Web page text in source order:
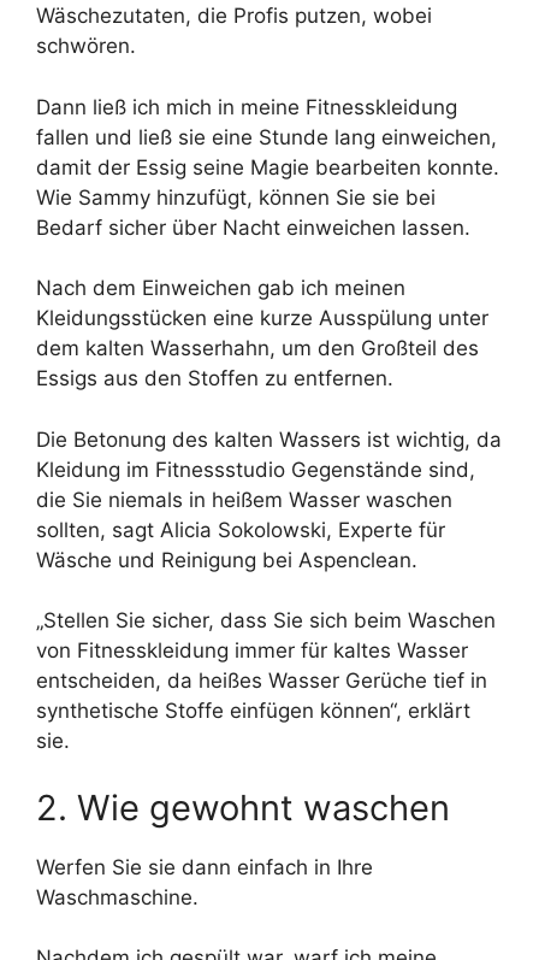
Wäschezutaten, die Profis putzen, wobei
schwören.
Dann ließ ich mich in meine Fitnesskleidung
fallen und ließ sie eine Stunde lang einweichen,
damit der Essig seine Magie bearbeiten konnte.
Wie Sammy hinzufügt, können Sie sie bei
Bedarf sicher über Nacht einweichen lassen.
Nach dem Einweichen gab ich meinen
Kleidungsstücken eine kurze Ausspülung unter
dem kalten Wasserhahn, um den Großteil des
Essigs aus den Stoffen zu entfernen.
Die Betonung des kalten Wassers ist wichtig, da
Kleidung im Fitnessstudio Gegenstände sind,
die Sie niemals in heißem Wasser waschen
sollten, sagt Alicia Sokolowski, Experte für
Wäsche und Reinigung bei Aspenclean.
„Stellen Sie sicher, dass Sie sich beim Waschen
von Fitnesskleidung immer für kaltes Wasser
entscheiden, da heißes Wasser Gerüche tief in
synthetische Stoffe einfügen können“, erklärt
sie.
2. Wie gewohnt waschen
Werfen Sie sie dann einfach in Ihre
Waschmaschine.